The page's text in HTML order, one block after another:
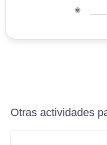
◉
Otras actividades